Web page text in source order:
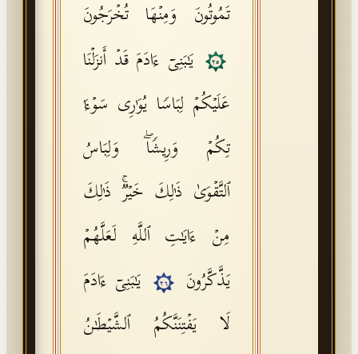
تَمُوتُونَ وَمِنۡهَا تُخۡرَجُونَ
٢٥
یَـٰبَنِیۤ ءَادَمَ قَدۡ أَنزَلۡنَا
عَلَیۡكُمۡ لِبَاسࣰا یُوَ ٰ⁠رِی سَوۡءَ ٰ⁠
تِكُمۡ وَرِیشࣰاۖ وَلِبَاسُ
ٱلتَّقۡوَىٰ ذَ ٰ⁠لِكَ خَیۡرࣱۚ ذَ ٰ⁠لِكَ
مِنۡ ءَایَـٰتِ ٱللَّهِ لَعَلَّهُمۡ
یَذَّكَّرُونَ
٢٦
یَـٰبَنِیۤ ءَادَمَ
لَا یَفۡتِنَنَّكُمُ ٱلشَّیۡطَـٰنُ